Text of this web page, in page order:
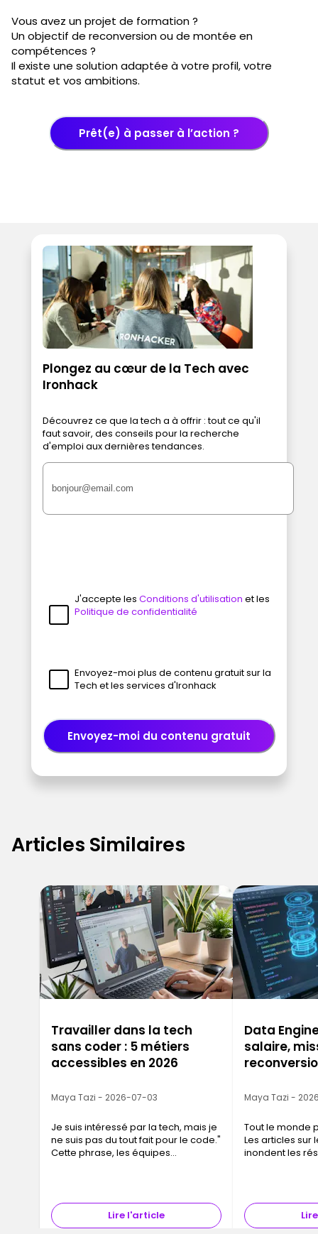
Vous avez un projet de formation ?
Un objectif de reconversion ou de montée en
compétences ?
Il existe une solution adaptée à votre profil, votre
statut et vos ambitions.
Prêt(e) à passer à l’action ?
Plongez au cœur de la Tech avec
Ironhack
Découvrez ce que la tech a à offrir : tout ce qu'il
faut savoir, des conseils pour la recherche
d'emploi aux dernières tendances.
J'accepte les Conditions d'utilisation et les
Politique de confidentialité
Envoyez-moi plus de contenu gratuit sur la
Tech et les services d'Ironhack
Envoyez-moi du contenu gratuit
Articles Similaires
Travailler dans la tech
sans coder : 5 métiers
accessibles en 2026
Maya Tazi - 2026-07-03
Je suis intéressé par la tech, mais je
ne suis pas du tout fait pour le code."
Cette phrase, les équipes
Lire l'article
Data
salaire,
Maya Tazi -
Tout le monde
Les articles sur
inondent les